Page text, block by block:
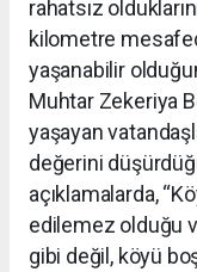
rahatsız
kilometre
yaşanabilir
Muhtar Zekeriya
yaşayan
değerini
açıklamalarda,
edilemez olduğu
gibi değil, köyü